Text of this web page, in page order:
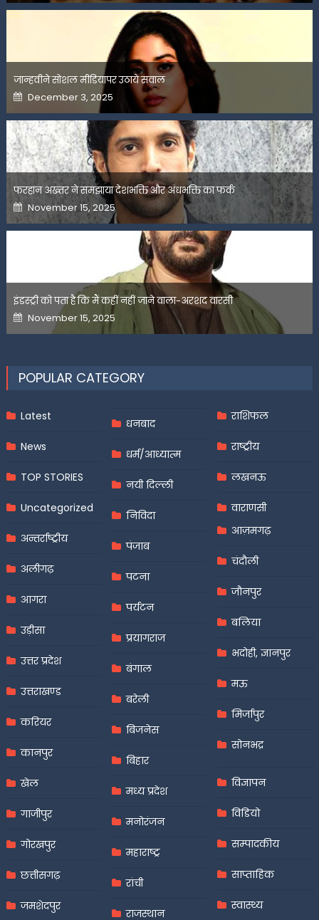
जान्हवीने सोशल मीडियापर उठाये सवाल
Posted
on
December 3, 2025
फरहान अख्तर ने समझाया देशभक्ति और अंधभक्ति का फर्क
Posted
on
November 15, 2025
इंडस्ट्री को पता है कि मैं कहीं नहीं जाने वाला-अरशद वारसी
Posted
on
November 15, 2025
POPULAR CATEGORY
Latest
News
TOP STORIES
Uncategorized
अन्तर्राष्ट्रीय
अलीगढ़
आगरा
उड़ीसा
उत्तर प्रदेश
उत्तराखण्ड
करियर
कानपुर
खेल
गाजीपुर
गोरखपुर
छत्तीसगढ़
जमशेदपुर
धनबाद
धर्म/आध्यात्म
नयी दिल्ली
निविदा
पंजाब
पटना
पर्यटन
प्रयागराज
बंगाल
बरेली
बिजनेस
बिहार
मध्य प्रदेश
मनोरंजन
महाराष्ट्र
रांची
राजस्थान
राशिफल
राष्ट्रीय
लखनऊ
वाराणसी
आज़मगढ़
चंदौली
जौनपुर
बलिया
भदोही, ज्ञानपुर
मऊ
मिर्जापुर
सोनभद्र
विज्ञापन
विडियो
सम्पादकीय
साप्ताहिक
स्वास्थ्य